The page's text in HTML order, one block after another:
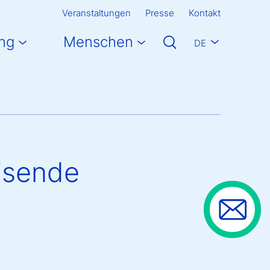
Veranstaltungen Presse Kontakt
Menschen DE